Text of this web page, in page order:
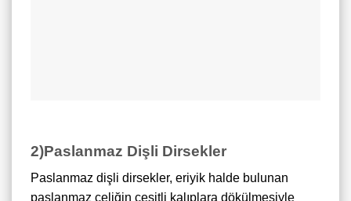
2)Paslanmaz Dişli Dirsekler
Paslanmaz dişli dirsekler, eriyik halde bulunan
paslanmaz çeliğin çeşitli kalıplara dökülmesiyle